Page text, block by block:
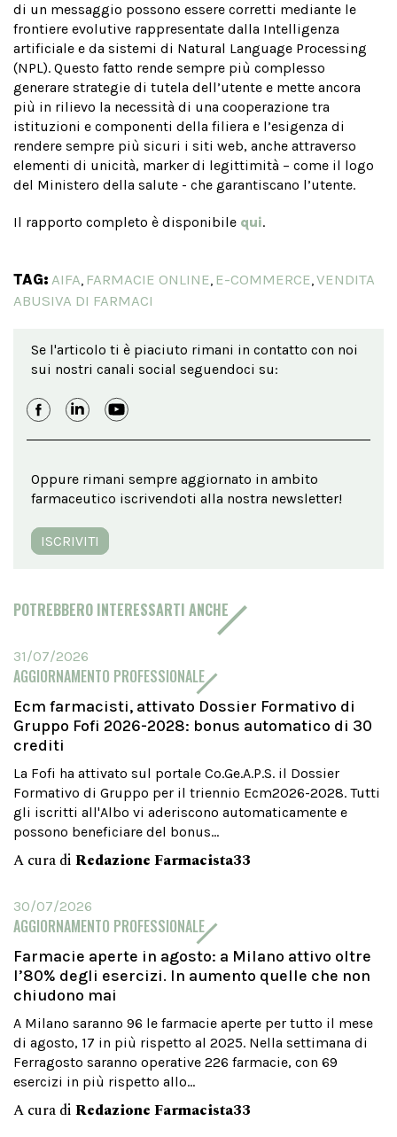
di un messaggio possono essere corretti mediante le
frontiere evolutive rappresentate dalla Intelligenza
artificiale e da sistemi di Natural Language Processing
(NPL). Questo fatto rende sempre più complesso
generare strategie di tutela dell’utente e mette ancora
più in rilievo la necessità di una cooperazione tra
istituzioni e componenti della filiera e l’esigenza di
rendere sempre più sicuri i siti web, anche attraverso
elementi di unicità, marker di legittimità – come il logo
del Ministero della salute - che garantiscano l’utente.
Il rapporto completo è disponibile qui.
TAG: AIFA, FARMACIE ONLINE, E-COMMERCE,VENDITA
ABUSIVA DI FARMACI
Se l'articolo ti è piaciuto rimani in contatto con noi
sui nostri canali social seguendoci su:
Oppure rimani sempre aggiornato in ambito
farmaceutico iscrivendoti alla nostra newsletter!
ISCRIVITI
POTREBBERO INTERESSARTI ANCHE
31/07/2026
AGGIORNAMENTO PROFESSIONALE
Ecm farmacisti, attivato Dossier Formativo di
Gruppo Fofi 2026-2028: bonus automatico di 30
crediti
La Fofi ha attivato sul portale Co.Ge.A.P.S. il Dossier
Formativo di Gruppo per il triennio Ecm2026-2028. Tutti
gli iscritti all'Albo vi aderiscono automaticamente e
possono beneficiare del bonus...
A cura di Redazione Farmacista33
30/07/2026
AGGIORNAMENTO PROFESSIONALE
Farmacie aperte in agosto: a Milano attivo oltre
l’80% degli esercizi. In aumento quelle che non
chiudono mai
A Milano saranno 96 le farmacie aperte per tutto il mese
di agosto, 17 in più rispetto al 2025. Nella settimana di
Ferragosto saranno operative 226 farmacie, con 69
esercizi in più rispetto allo...
A cura di Redazione Farmacista33